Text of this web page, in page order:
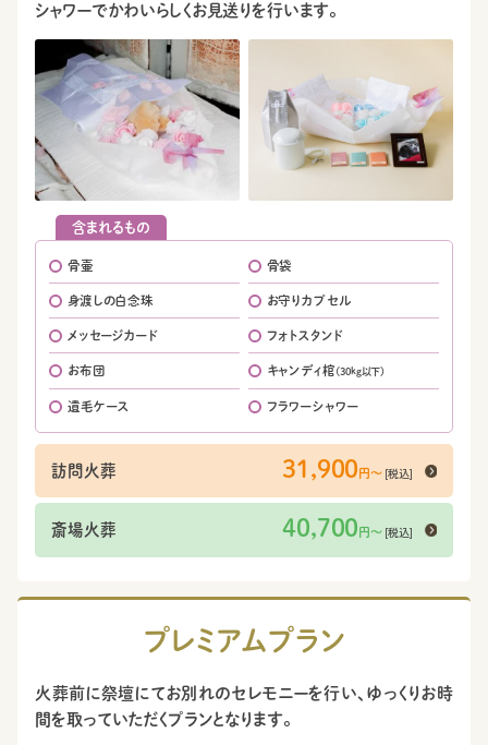
シャワーでかわいらしくお見送りを行います。
含まれるもの
骨壷 骨袋
身渡しの白念珠 お守りカプセル
メッセージカード フォトスタンド
お布団 キャンディ棺 (30kg以下)
遺毛ケース フラワーシャワー
訪問火葬 31,900円〜[税込]
斎場火葬 40,700円〜[税込]
プレミアムプラン
火葬前に祭壇にてお別れのセレモニーを行い、ゆっくりお時
間を取っていただくプランとなります。